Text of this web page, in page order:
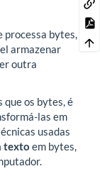
processa bytes,
armazenar
outra
que os bytes, é
las em
usadas
texto em bytes,